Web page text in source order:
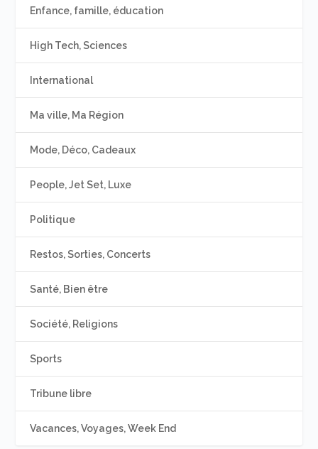
Enfance, famille, éducation
High Tech, Sciences
International
Ma ville, Ma Région
Mode, Déco, Cadeaux
People, Jet Set, Luxe
Politique
Restos, Sorties, Concerts
Santé, Bien être
Société, Religions
Sports
Tribune libre
Vacances, Voyages, Week End